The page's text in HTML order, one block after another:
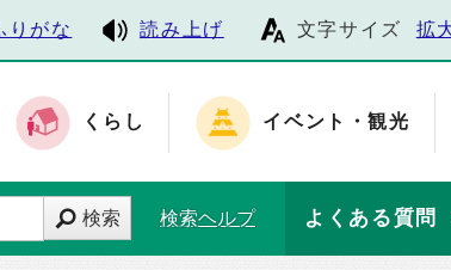
りがな 読み上げ 文字サイズ 拡
くらし イベント・観光
検索 検索ヘルプ よくある質問